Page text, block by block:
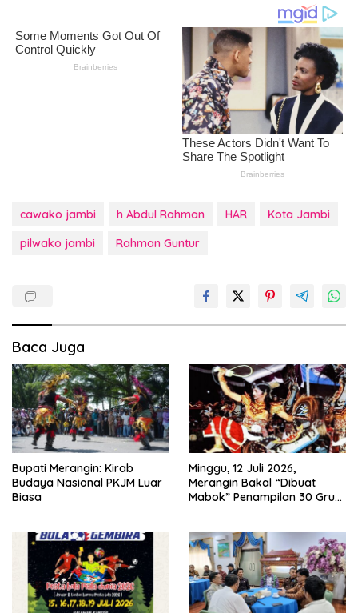
cawako jambi h Abdul Rahman HAR
Kota Jambi
pilwako jambi
Rahman Guntur
Baca Juga
Bupati Merangin: Kirab
Budaya Nasional PKJM Luar
Biasa
Minggu, 12 Juli 2026,
Merangin Bakal “Dibuat
Mabok” Penampilan 30 Grup